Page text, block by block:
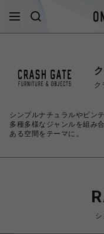
ク
シンプルナチュラルやビン
多種多様なジャンルを組み
ある空間をテーマに。